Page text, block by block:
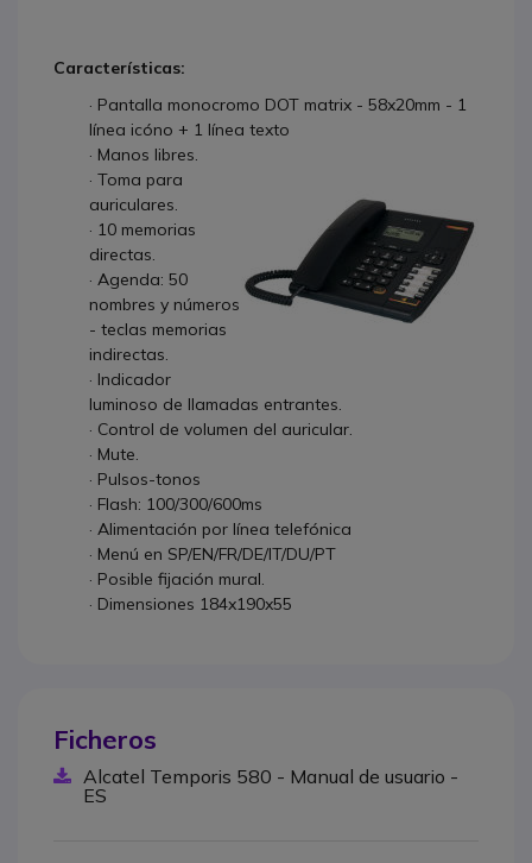
Características:
· Pantalla monocromo DOT matrix - 58x20mm - 1
línea icóno + 1 línea texto
· Manos libres.
· Toma para
auriculares.
· 10 memorias
directas.
· Agenda: 50
nombres y números
- teclas memorias
indirectas.
· Indicador
luminoso de llamadas entrantes.
· Control de volumen del auricular.
· Mute.
· Pulsos-tonos
· Flash: 100/300/600ms
· Alimentación por línea telefónica
· Menú en SP/EN/FR/DE/IT/DU/PT
· Posible fijación mural.
· Dimensiones 184x190x55
Ficheros
Alcatel Temporis 580 - Manual de usuario -
ES